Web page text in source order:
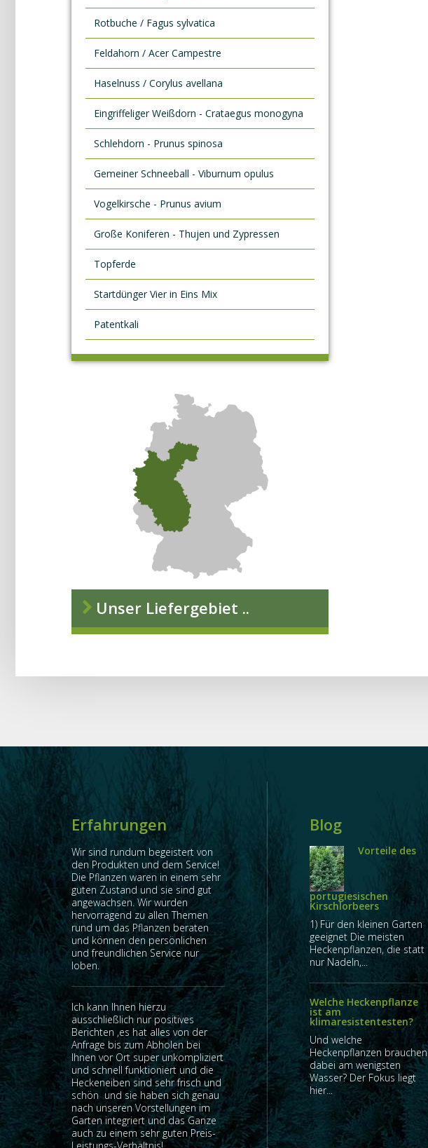
Rotbuche / Fagus sylvatica
Feldahorn / Acer Campestre
Haselnuss / Corylus avellana
Eingriffeliger Weißdorn - Crataegus monogyna
Schlehdorn - Prunus spinosa
Gemeiner Schneeball - Viburnum opulus
Vogelkirsche - Prunus avium
Große Koniferen - Thujen und Zypressen
Topferde
Startdünger Vier in Eins Mix
Patentkali
Unser Liefergebiet ..
Erfahrungen
Wir sind rundum begeistert von
den Produkten und dem Service!
Die Pflanzen waren in einem sehr
guten Zustand und sie sind gut
angewachsen. Wir wurden
hervorragend zu allen Themen
rund um das Pflanzen beraten
und können den persönlichen
und freundlichen Service nur
loben.
Ich kann Ihnen hierzu
ausschließlich nur positives
Berichten ,es hat alles von der
Anfrage bis zum Abholen bei
Ihnen vor Ort super unkompliziert
und schnell funktioniert und die
Heckeneiben sind sehr frisch und
schön und sie haben sich genau
nach unseren Vorstellungen im
Garten integriert und das Ganze
auch zu einem sehr guten Preis-
Blog
Vorteile des
portugiesischen
Kirschlorbeers
1) Für den kleinen Garten
geeignet Die meisten
Heckenpflanzen, die statt
nur Nadeln,...
Welche Heckenpflanze
ist am
klimaresistentesten?
Und welche
Heckenpflanzen brauchen
dabei am wenigsten
Wasser? Der Fokus liegt
hier...